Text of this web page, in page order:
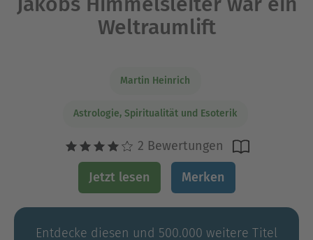
Weltraumlift
Martin Heinrich
Astrologie, Spiritualität und Esoterik
2 Bewertungen
Jetzt lesen Merken
Entdecke diesen und 500.000 weitere Titel